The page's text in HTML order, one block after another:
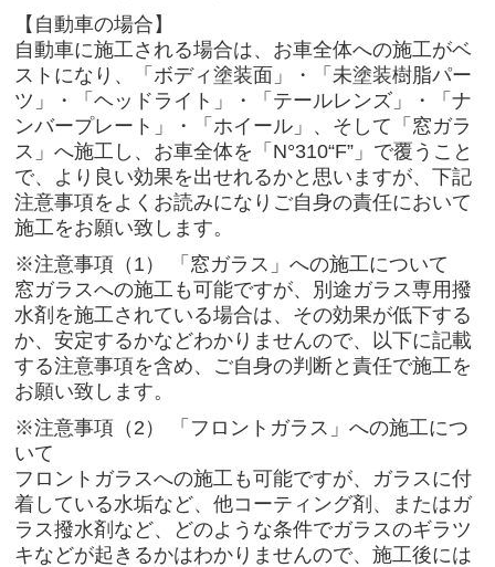
【自動車の場合】
自動車に施工される場合は、お車全体への施工がベ
ストになり、「ボディ塗装面」・「未塗装樹脂パー
ツ」・「ヘッドライト」・「テールレンズ」・「ナ
ンバープレート」・「ホイール」、そして「窓ガラ
ス」へ施工し、お車全体を「N°310“F”」で覆うこと
で、より良い効果を出せれるかと思いますが、下記
注意事項をよくお読みになりご自身の責任において
施工をお願い致します。
※注意事項（1） 「窓ガラス」への施工について
窓ガラスへの施工も可能ですが、別途ガラス専用撥
水剤を施工されている場合は、その効果が低下する
か、安定するかなどわかりませんので、以下に記載
する注意事項を含め、ご自身の判断と責任で施工を
お願い致します。
※注意事項（2） 「フロントガラス」への施工につ
いて
フロントガラスへの施工も可能ですが、ガラスに付
着している水垢など、他コーティング剤、またはガ
ラス撥水剤など、どのような条件でガラスのギラツ
キなどが起きるかはわかりませんので、施工後には